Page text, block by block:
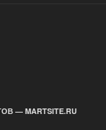
— MARTSITE.RU